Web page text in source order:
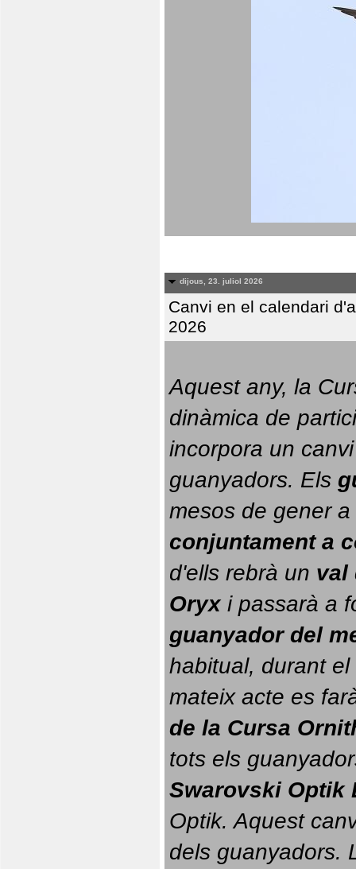
dijous, 23. juliol 2026
Canvi en el calendari
2026
Aquest any, la
dinàmica de
incorpora un
guanyadors. Els
conjuntament a
d'ells rebrà un val
Oryx i passarà a
guanyador del
habitual, durant el
mateix acte es
de la Cursa
tots els
Swarovski Optik
Optik. Aquest
dels guanyadors.